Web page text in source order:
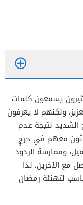
يسمعون كلمات
ولكنهم لا يعرفون
الشديد نتيجة عدم
معهم في حرجٍ
وممارسة الردود
الآخرين، لذا
لتهنئة رمضان